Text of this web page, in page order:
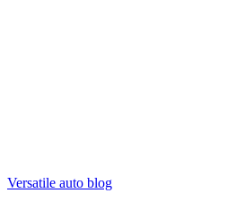
Versatile auto blog